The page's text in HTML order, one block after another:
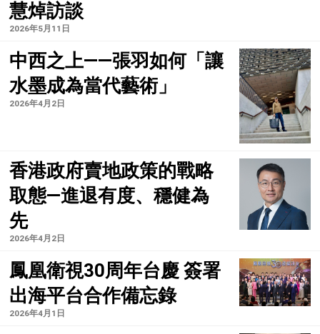
慧焯訪談
2026年5月11日
中西之上——張羽如何「讓
水墨成為當代藝術」
2026年4月2日
香港政府賣地政策的戰略
取態—進退有度、穩健為
先
2026年4月2日
鳳凰衛視30周年台慶 簽署
出海平台合作備忘錄
2026年4月1日